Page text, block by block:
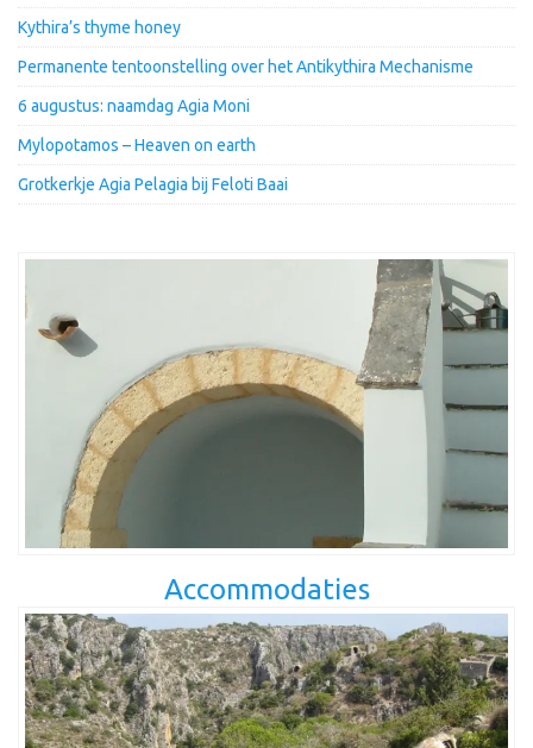
Kythira’s thyme honey
Permanente tentoonstelling over het Antikythira Mechanisme
6 augustus: naamdag Agia Moni
Mylopotamos – Heaven on earth
Grotkerkje Agia Pelagia bij Feloti Baai
Accommodaties